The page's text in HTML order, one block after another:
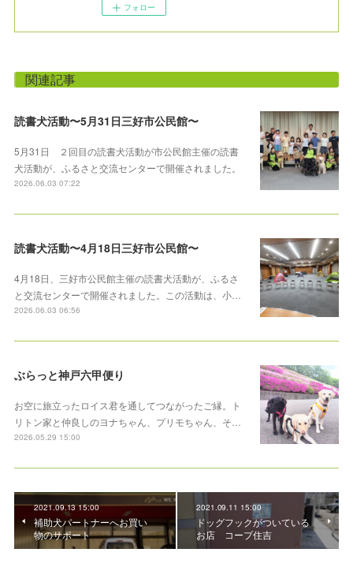
フォロー
関連記事
読書犬活動〜5月31日三好市公民館〜
5月31日 ２回目の読書犬活動が市公民館主催の読書
犬活動が、ふるさと交流センターで開催されました。
2026.06.03 07:22
読書犬活動〜4月18日三好市公民館〜
4月18日、三好市公民館主催の読書犬活動が、ふるさ
と交流センターで開催されました。この活動は、小…
2026.06.03 06:56
ぶらっと神戸六甲便り
お空に旅立ったロイス君を通してつながったご縁。ト
リトン家と仲良しのヨナちゃん、プリモちゃん、そ…
2026.05.29 15:00
2021.09.13 15:00
補助犬パートナーへお買い
物のサポート
2021.09.11 15:00
ドッグフックがついている
お店 コープ住吉